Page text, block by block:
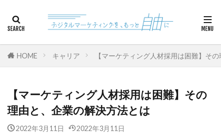
HOME キャリア 【マーケティング人材採用は困難】そ
【マーケティング人材採用は困難】その
理由と、企業の解決方法とは
2022年3月11日
2022年3月11日